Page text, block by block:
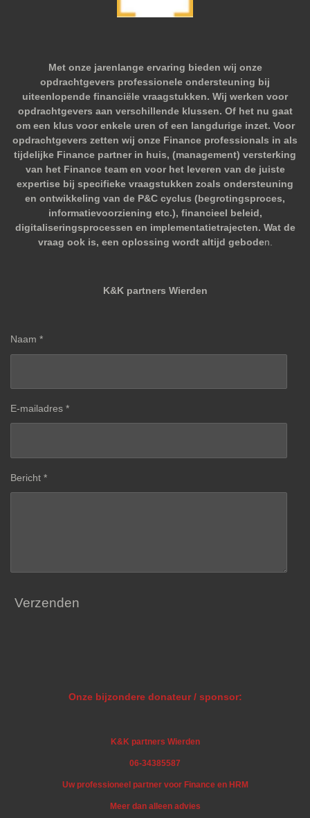
Met onze jarenlange ervaring bieden wij onze
opdrachtgevers professionele ondersteuning bij
uiteenlopende financiële vraagstukken. Wij werken voor
opdrachtgevers aan verschillende klussen. Of het nu gaat
om een klus voor enkele uren of een langdurige inzet. Voor
opdrachtgevers zetten wij onze Finance professionals in als
tijdelijke Finance partner in huis, (management) versterking
van het Finance team en voor het leveren van de juiste
expertise bij specifieke vraagstukken zoals ondersteuning
en ontwikkeling van de P&C cyclus (begrotingsproces,
informatievoorziening etc.), financieel beleid,
digitaliseringsprocessen en implementatietrajecten. Wat de
vraag ook is, een oplossing wordt altijd geboden.
K&K partners Wierden
Naam *
E-mailadres *
Bericht *
Verzenden
Onze bijzondere donateur / sponsor:
K&K partners Wierden
06-34385587
Uw professioneel partner voor Finance en HRM
Meer dan alleen advies